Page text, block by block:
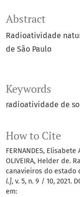
Keywords
radioatividade de
How to Cite
FERNANDES,
OLIVEIRA, Helder de.
canavieiros do estado
l.], v. 5, n. 9 / 10, 2021.
em:
Abstract
Radioatividade
de São Paulo